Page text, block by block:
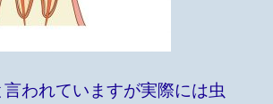
われていますが実際には虫